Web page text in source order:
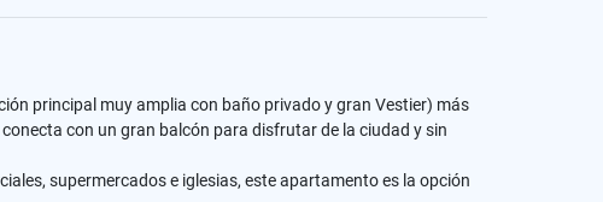
principal muy amplia con baño privado y gran Vestier) más
con un gran balcón para disfrutar de la ciudad y sin
supermercados e iglesias, este apartamento es la opción